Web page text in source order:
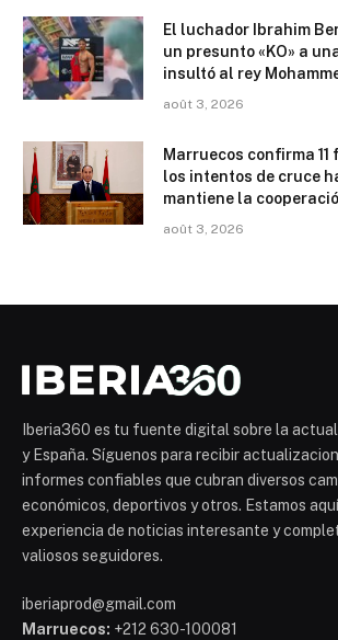
El luchador Ibrahim
un presunto «KO» a
insultó al rey
août 3, 2026
Marruecos confirma
los intentos de cruce
mantiene la
août 3, 2026
Iberia360 es tu fuente digital sobre la
y España. Síguenos para recibir
informes confiables que cubran diversos
económicos, deportivos y otros. Estamos
experiencia de noticias interesante y
valiosos seguidores.
iberiaprod@gmail.com
Marruecos: +212 630-100081